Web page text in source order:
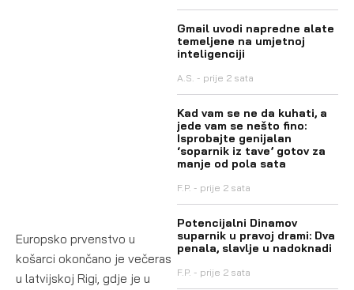
Europsko prvenstvo u
košarci okončano je večeras
u latvijskoj Rigi, gdje je u
Gmail uvodi napredne alate
temeljene na umjetnoj
inteligenciji
A.S. prije 2 sata
Kad vam se ne da kuhati, a
jede vam se nešto fino:
Isprobajte genijalan
‘soparnik iz tave’ gotov za
manje od pola sata
F.P. prije 2 sata
Potencijalni Dinamov
suparnik u pravoj drami: Dva
penala, slavlje u nadoknadi
F.P. prije 2 sata